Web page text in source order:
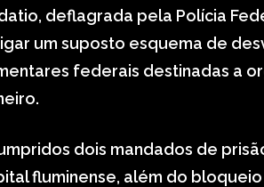
deflagrada pela Polícia
um suposto esquema de
federais destinadas a
dois mandados de
fluminense, além do